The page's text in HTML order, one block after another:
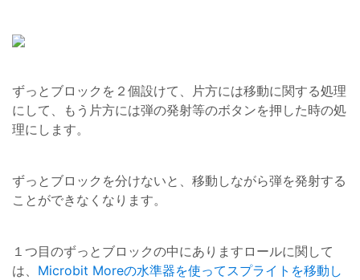
ずっとブロックを２個設けて、片方には移動に関する処理
にして、もう片方には弾の発射等のボタンを押した時の処
理にします。
ずっとブロックを分けないと、移動しながら弾を発射する
ことができなくなります。
１つ目のずっとブロックの中にありますロールに関して
は、 Microbit Moreの水準器を使ってスプライトを移動し